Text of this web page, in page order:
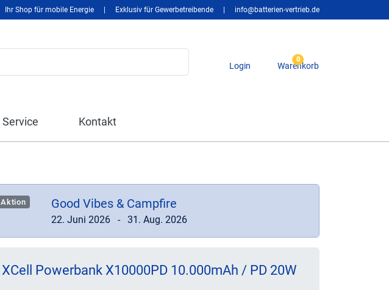
Ihr Shop für mobile Energie Exklusiv für Gewerbetreibende info@batterien-vertrieb.de
Login
0
Warenkorb
Service Kontakt
Aktion Good Vibes & Campfire
22. Juni 2026 - 31. Aug. 2026
XCell Powerbank X10000PD 10.000mAh / PD 20W